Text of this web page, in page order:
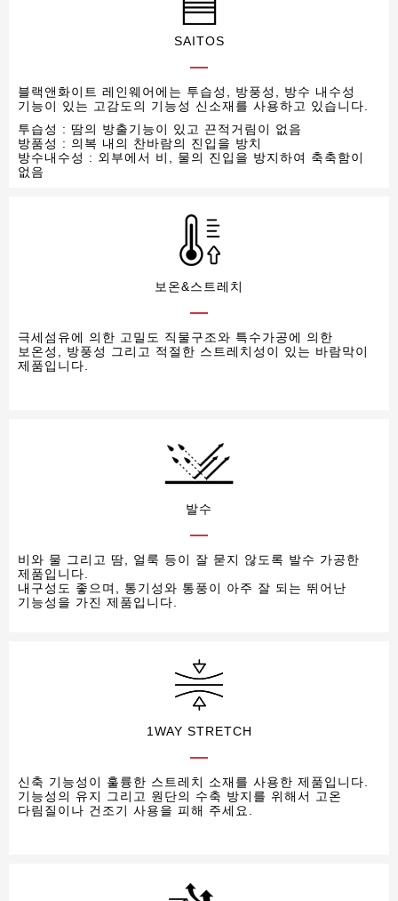
SAITOS
블랙앤화이트 레인웨어에는 투습성, 방풍성, 방수 내수성
기능이 있는 고감도의 기능성 신소재를 사용하고 있습니다.
투습성 : 땀의 방출기능이 있고 끈적거림이 없음
방품성 : 의복 내의 찬바람의 진입을 방치
방수내수성 : 외부에서 비, 물의 진입을 방지하여 축축함이
없음
보온&스트레치
극세섬유에 의한 고밀도 직물구조와 특수가공에 의한
보온성, 방풍성 그리고 적절한 스트레치성이 있는 바람막이
제품입니다.
발수
비와 물 그리고 땀, 얼룩 등이 잘 묻지 않도록 발수 가공한
제품입니다.
내구성도 좋으며, 통기성와 통풍이 아주 잘 되는 뛰어난
기능성을 가진 제품입니다.
1WAY STRETCH
신축 기능성이 훌륭한 스트레치 소재를 사용한 제품입니다.
기능성의 유지 그리고 원단의 수축 방지를 위해서 고온
다림질이나 건조기 사용을 피해 주세요.